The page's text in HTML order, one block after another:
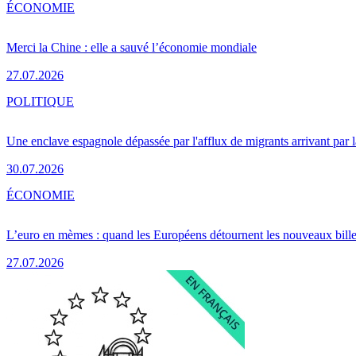
Merci la Chine : elle a sauvé l’économie mondiale
27.07.2026
ÉCONOMIE
Une enclave espagnole dépassée par l'afflux de migrants arrivant par
30.07.2026
POLITIQUE
L’euro en mèmes : quand les Européens détournent les nouveaux
27.07.2026
ÉCONOMIE